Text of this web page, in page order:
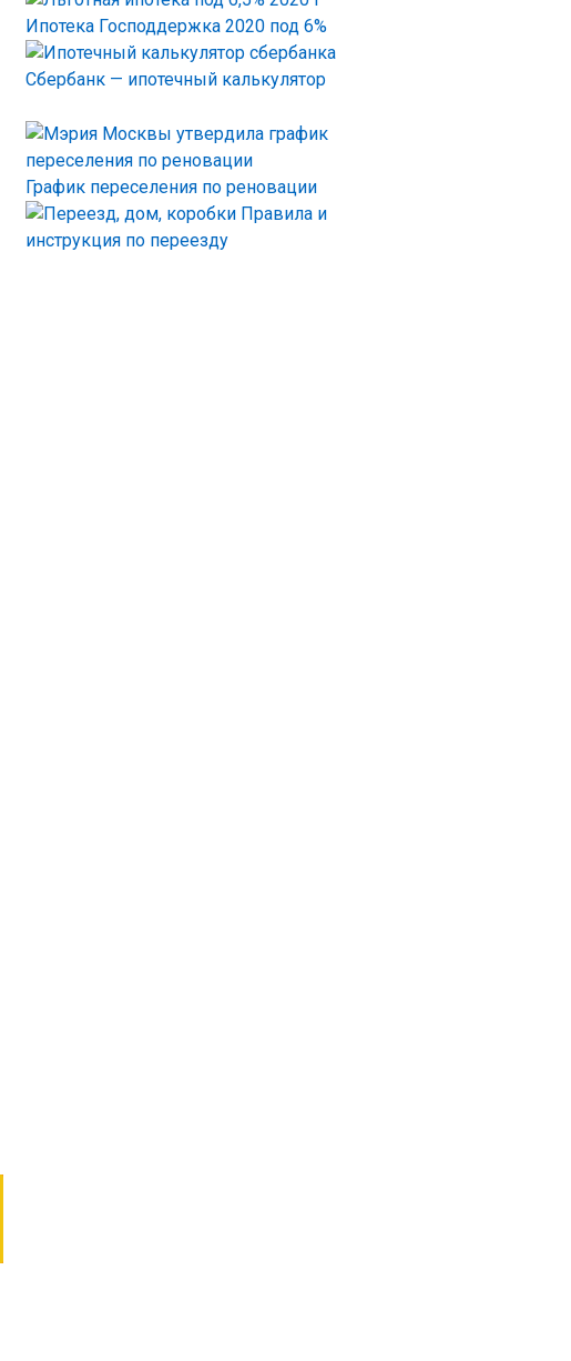
Ипотека Господдержка 2020 под 6%
Сбербанк — ипотечный калькулятор
График переселения по реновации
Правила и
инструкция по переезду